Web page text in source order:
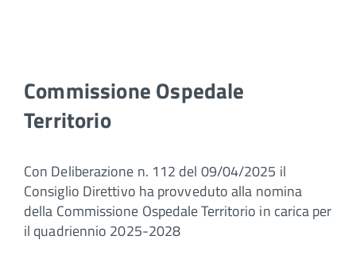
Commissione Ospedale
Territorio
Con Deliberazione n. 112 del 09/04/2025 il
Consiglio Direttivo ha provveduto alla nomina
della Commissione Ospedale Territorio in carica per
il quadriennio 2025-2028